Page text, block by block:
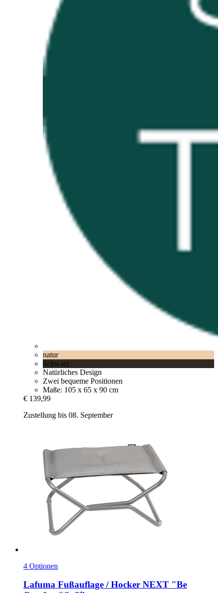
natur
Schwarz
Natürliches Design
Zwei bequeme Positionen
Maße: 105 x 65 x 90 cm
€ 139,99
Zustellung bis 08. September
4 Optionen
Lafuma Fußauflage / Hocker NEXT "Be